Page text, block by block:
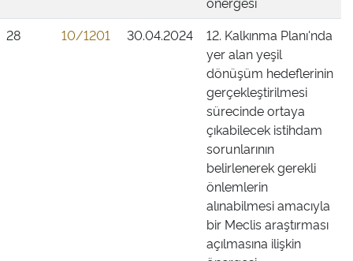
28
10/1201 30.04.2024
12. Kalkınma Planı'nda
yer alan yeşil
dönüşüm hedeflerinin
gerçekleştirilmesi
sürecinde ortaya
çıkabilecek istihdam
sorunlarının
belirlenerek gerekli
önlemlerin
alınabilmesi amacıyla
bir Meclis araştırması
açılmasına ilişkin